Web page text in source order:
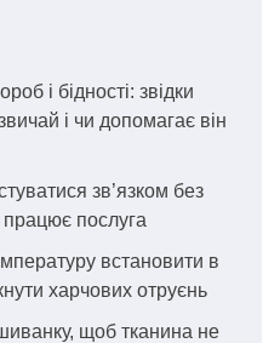
і бідності: звідки
і чи допомагає він
зв’язком без
послуга
встановити в
харчових отруєнь
щоб тканина не